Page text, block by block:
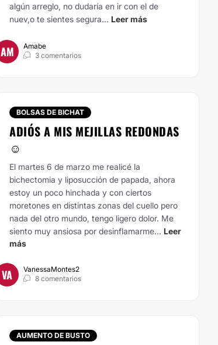
algún arreglo, no dudaría en ir con el de
nuev,o te sientes segura... Leer más
AM
Amabe
3 comentarios
BOLSAS DE BICHAT
ADIÓS A MIS MEJILLAS REDONDAS
☺️
El martes 6 de marzo me realicé la
bichectomia y liposucción de papada, ahora
estoy un poco hinchada y con ciertos
moretones en distintas zonas del cuello pero
nada del otro mundo, tengo ligero dolor. Me
siento muy ansiosa por desinflamarme... Leer
más
VA
VanessaMontes2
8 comentarios
AUMENTO DE BUSTO